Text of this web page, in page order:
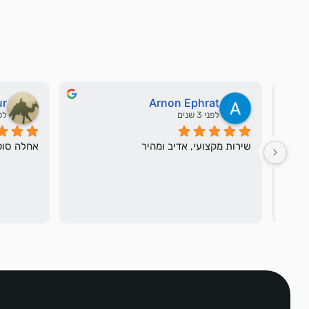
Arnon Ephrat
לפני 3 שנים
שירות מקצועי, אדיב ומהיר אחלה